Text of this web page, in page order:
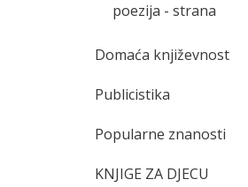
poezija - strana
Domaća književnost
Publicistika
Popularne znanosti
KNJIGE ZA DJECU